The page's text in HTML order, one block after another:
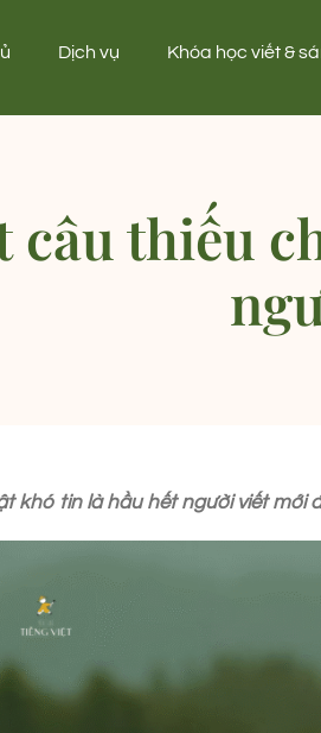
Dịch vụ Khóa học viết &
câu thiếu
khó tin là hầu hết người viết mới